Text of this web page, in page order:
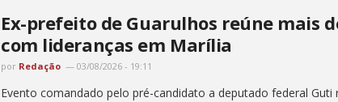
Ex-prefeito de Guarulhos reúne mais
com lideranças em Marília
por Redação 03/08/2026 - 19:11
Evento comandado pelo pré-candidato a deputado federal